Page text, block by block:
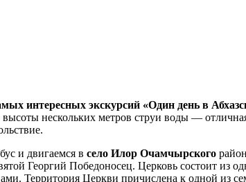
интересных экскурсий «Один день в
нескольких метров струи воды —
и двигаемся в село Илор Очамчырского
Георгий Победоносец. Церковь состоит
Территория Церкви причислена к одной из